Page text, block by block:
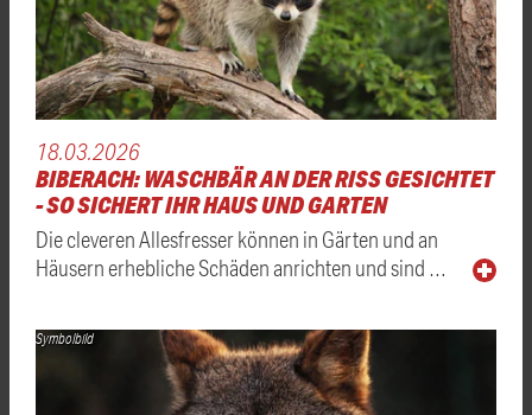
18.03.2026
BIBERACH: WASCHBÄR AN DER RISS GESICHTET -
SO SICHERT IHR HAUS UND GARTEN
Die cleveren Allesfresser können in Gärten und an
Häusern erhebliche Schäden anrichten und sind …
Symbolbild